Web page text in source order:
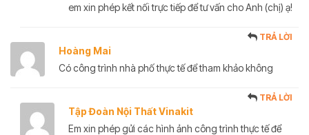
em xin phép kết nối trực tiếp để tư vấn cho Anh (chị) ạ!
Hoàng Mai
TRẢ LỜI
Có công trình nhà phố thực tế để tham khảo không
Tập Đoàn Nội Thất Vinakit
TRẢ LỜI
Em xin phép gửi các hình ảnh công trình thực tế để